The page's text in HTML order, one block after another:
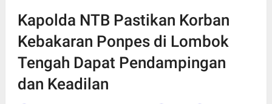
Kapolda NTB Pastikan Korban
Kebakaran Ponpes di Lombok
Tengah Dapat Pendampingan
dan Keadilan